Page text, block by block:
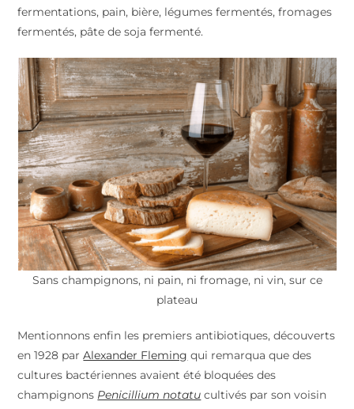
fermentations, pain, bière, légumes fermentés, fromages
fermentés, pâte de soja fermenté.
Sans champignons, ni pain, ni fromage, ni vin, sur ce
plateau
Mentionnons enfin les premiers antibiotiques, découverts
en 1928 parAlexander Fleming qui remarqua que des
cultures bactériennes avaient été bloquées des
champignons Penicillium notatu cultivés par son voisin